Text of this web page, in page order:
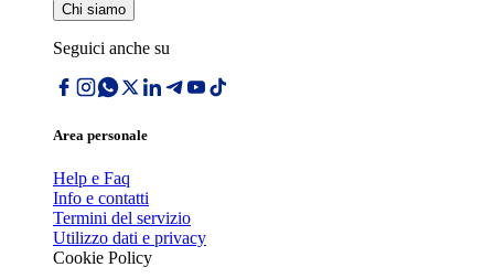
Chi siamo
Seguici anche su
Area personale
Help e Faq
Info e contatti
Termini del servizio
Utilizzo dati e privacy
Cookie Policy